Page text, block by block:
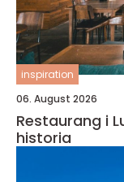
inspiration
06. August 2026
Restaurang i
historia